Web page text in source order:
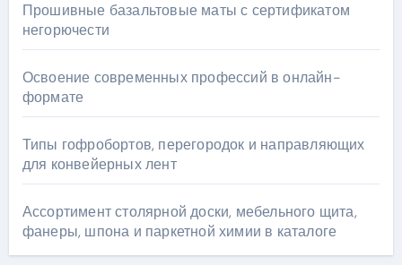
Прошивные базальтовые маты с сертификатом
негорючести
Освоение современных профессий в онлайн-
формате
Типы гофробортов, перегородок и направляющих
для конвейерных лент
Ассортимент столярной доски, мебельного щита,
фанеры, шпона и паркетной химии в каталоге